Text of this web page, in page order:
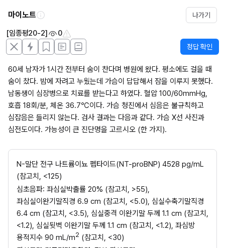
마이노트 나가기
[임종평20-2] 0
정답 확인
60세 남자가 1시간 전부터 숨이 찬다며 병원에 왔다. 평소에도 걸을 때
숨이 찼다. 밤에 자려고 누웠는데 가슴이 답답해서 잠을 이루지 못했다.
남동생이 심장병으로 치료를 받는다고 하였다. 혈압 100/60mmHg,
호흡 18회/분, 체온 36.7℃이다. 가슴 청진에서 심음은 불규칙하고
심잡음은 들리지 않는다. 검사 결과는 다음과 같다. 가슴 X선 사진과
심전도이다. 가능성이 큰 진단명을 고르시오 (한 가지).
N-말단 전구 나트륨이뇨 펩타이드(NT-proBNP) 4528 pg/mL
(참고치, <125)
심초음파: 좌심실박출률 20% (참고치, >55),
좌심실이완기말직경 6.9 cm (참고치, <5.0), 심실수축기말직경
6.4 cm (참고치, <3.5), 심실중격 이완기말 두께 1.1 cm (참고치,
<1.2), 심실뒷벽 이완기말 두께 1.1 cm (참고치, <1.2), 좌심방
용적지수 90 mL/m2 (참고치, <30)